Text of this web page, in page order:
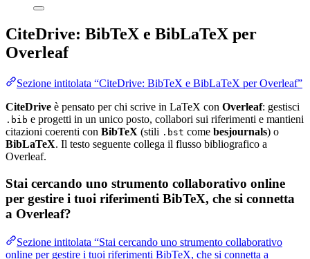
CiteDrive: BibTeX e BibLaTeX per
Overleaf
Sezione intitolata “CiteDrive: BibTeX e BibLaTeX per Overleaf”
CiteDrive è pensato per chi scrive in LaTeX con Overleaf: gestisci
.bib e progetti in un unico posto, collabori sui riferimenti e mantieni
citazioni coerenti con BibTeX (stili .bst come besjournals) o
BibLaTeX. Il testo seguente collega il flusso bibliografico a
Overleaf.
Stai cercando uno strumento collaborativo online
per gestire i tuoi riferimenti BibTeX, che si connetta
a Overleaf?
Sezione intitolata “Stai cercando uno strumento collaborativo
online per gestire i tuoi riferimenti BibTeX, che si connetta a